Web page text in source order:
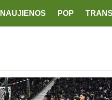
NAUJIENOS POP